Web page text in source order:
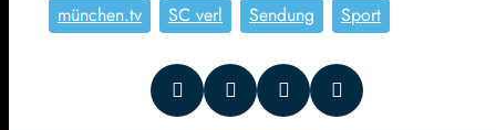
münchen.tv
SC verl Sendung Sport